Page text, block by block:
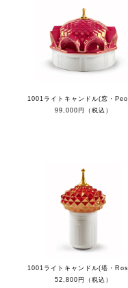
99,000円（税込）
52,800円（税込）